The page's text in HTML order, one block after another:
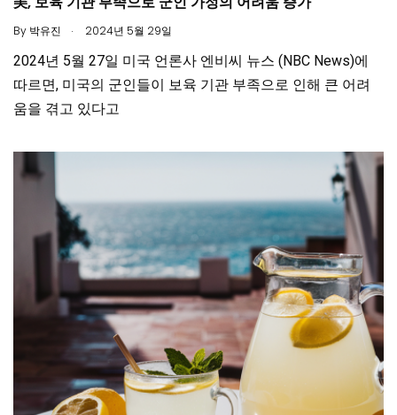
By 박유진 . 2024년 5월 29일
2024년 5월 27일 미국 언론사 엔비씨 뉴스 (NBC News)에
따르면, 미국의 군인들이 보육 기관 부족으로 인해 큰 어려
움을 겪고 있다고